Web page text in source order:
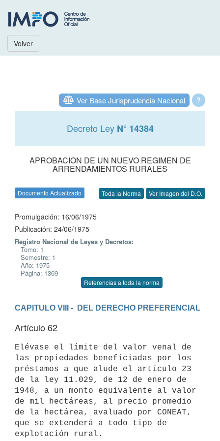
Volver
?
Ver Base Jurisprudencia Nacional
Decreto Ley N° 14384
APROBACION DE UN NUEVO REGIMEN DE
ARRENDAMIENTOS RURALES
Documento Actualizado Toda la Norma Ver Imagen del D.O.
Promulgación: 16/06/1975
Publicación: 24/06/1975
Registro Nacional de Leyes y Decretos:
Tomo: 1
Semestre: 1
Año: 1975
Página: 1369
Referencias a toda la norma
CAPITULO VIII -  DEL DERECHO PREFERENCIAL
Artículo 62
Elévase el límite del valor venal de
las propiedades beneficiadas por los
préstamos a que alude el artículo 23
de la ley 11.029, de 12 de enero de
1948, a un monto equivalente al valor
de mil hectáreas, al precio promedio
de la hectárea, avaluado por CONEAT,
que se extenderá a todo tipo de